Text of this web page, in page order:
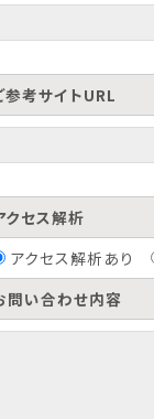
参考サイトURL
クセス解析
アクセス解析あり
問い合わせ内容